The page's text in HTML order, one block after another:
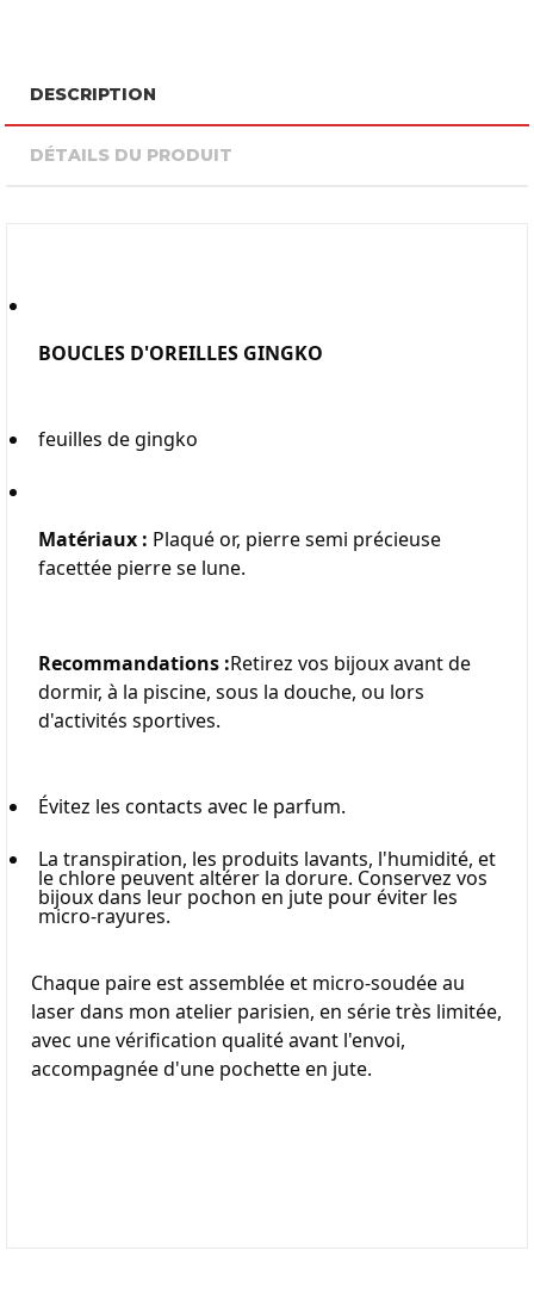
DESCRIPTION
DÉTAILS DU PRODUIT
BOUCLES D'OREILLES GINGKO
feuilles de gingko
Matériaux : Plaqué or, pierre semi précieuse
facettée pierre se lune.
Recommandations :Retirez vos bijoux avant de
dormir, à la piscine, sous la douche, ou lors
d'activités sportives.
Évitez les contacts avec le parfum.
La transpiration, les produits lavants, l'humidité, et
le chlore peuvent altérer la dorure. Conservez vos
bijoux dans leur pochon en jute pour éviter les
micro-rayures.
Chaque paire est assemblée et micro-soudée au
laser dans mon atelier parisien, en série très limitée,
avec une vérification qualité avant l'envoi,
accompagnée d'une pochette en jute.